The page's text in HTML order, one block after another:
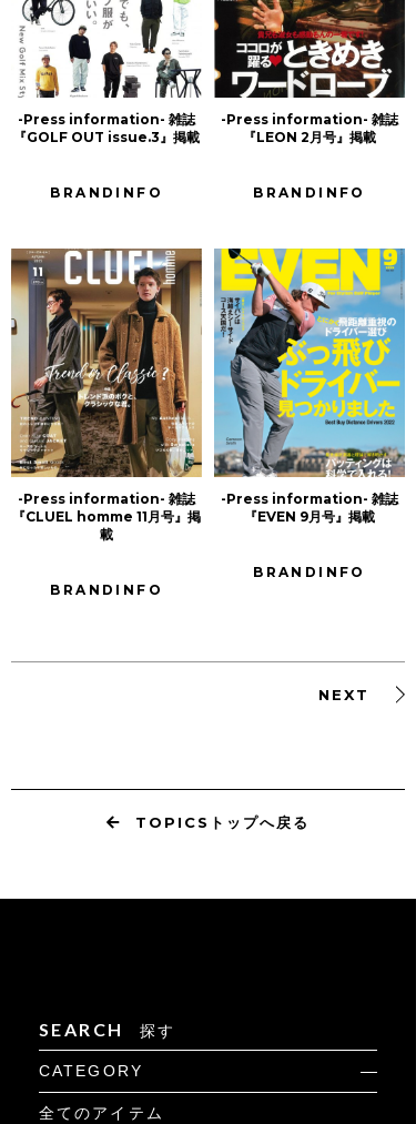
-Press information- 雑誌
『GOLF OUT issue.3』掲載
BRANDINFO
-Press information- 雑誌
『LEON 2月号』掲載
BRANDINFO
-Press information- 雑誌
『CLUEL homme 11月号』掲
載
BRANDINFO
-Press information- 雑誌
『EVEN 9月号』掲載
BRANDINFO
NEXT
TOPICSトップへ戻る
SEARCH 探す
CATEGORY
全てのアイテム